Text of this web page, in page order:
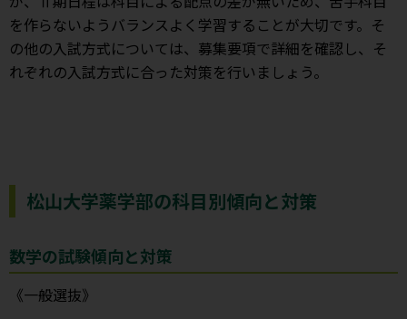
を作らないようバランスよく学習することが大切です。そ
の他の入試方式については、募集要項で詳細を確認し、そ
れぞれの入試方式に合った対策を行いましょう。
松山大学薬学部の科目別傾向と対策
数学の試験傾向と対策
《一般選抜》